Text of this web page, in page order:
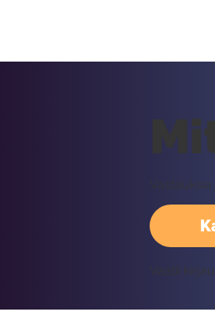
Vaatii